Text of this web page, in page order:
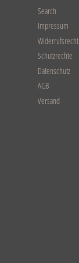
Search
Impressum
Widerrufsrecht
Schutzrechte
Datenschutz
AGB
Versand